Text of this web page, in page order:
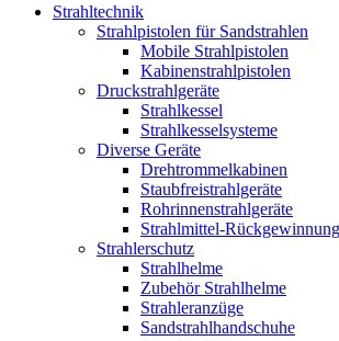
Strahltechnik
Strahlpistolen für Sandstrahlen
Mobile Strahlpistolen
Kabinenstrahlpistolen
Druckstrahlgeräte
Strahlkessel
Strahlkesselsysteme
Diverse Geräte
Drehtrommelkabinen
Staubfreistrahlgeräte
Rohrinnenstrahlgeräte
Strahlmittel-
Strahlerschutz
Strahlhelme
Zubehör Strahlhelme
Strahleranzüge
Sandstrahlhandschuhe